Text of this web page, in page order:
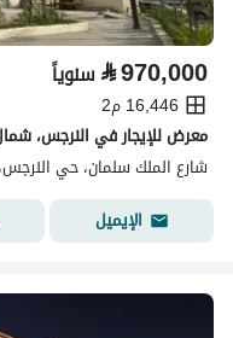
⃁970,000 سنوياً
16,446 م2
معرض للإيجار في النرجس،
شارع الملك سلمان، حي
الإيميل